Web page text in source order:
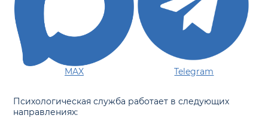
MAX Telegram
Психологическая служба работает в следующих
направлениях: